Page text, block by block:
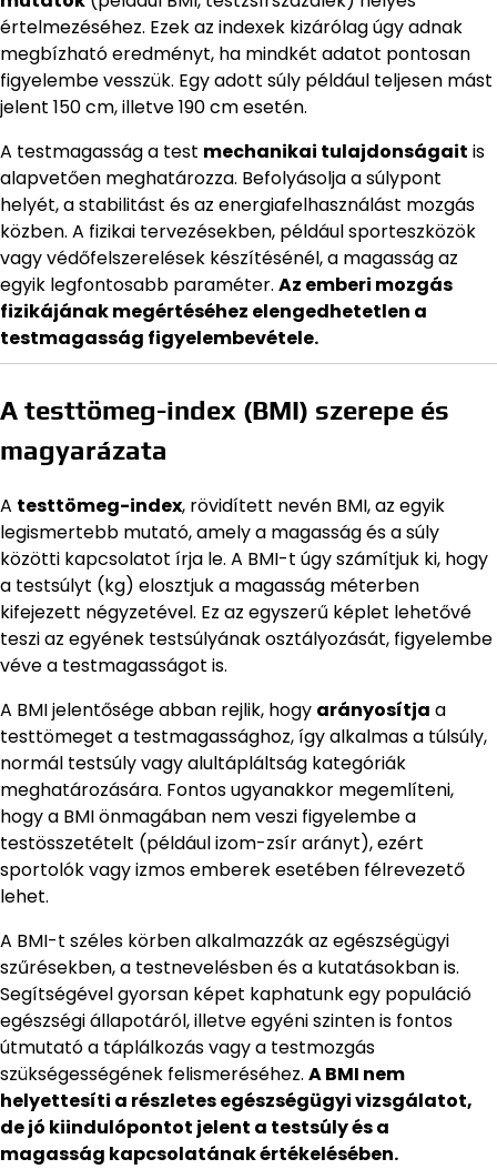
értelmezéséhez. Ezek az indexek kizárólag úgy adnak
megbízható eredményt, ha mindkét adatot pontosan
figyelembe vesszük. Egy adott súly például teljesen mást
jelent 150 cm, illetve 190 cm esetén.
A testmagasság a test mechanikai tulajdonságait is
alapvetően meghatározza. Befolyásolja a súlypont
helyét, a stabilitást és az energiafelhasználást mozgás
közben. A fizikai tervezésekben, például sporteszközök
vagy védőfelszerelések készítésénél, a magasság az
egyik legfontosabb paraméter. Az emberi mozgás
fizikájának megértéséhez elengedhetetlen a
testmagasság figyelembevétele.
A testtömeg-index (BMI) szerepe és
magyarázata
A testtömeg-index, rövidített nevén BMI, az egyik
legismertebb mutató, amely a magasság és a súly
közötti kapcsolatot írja le. A BMI-t úgy számítjuk ki, hogy
a testsúlyt (kg) elosztjuk a magasság méterben
kifejezett négyzetével. Ez az egyszerű képlet lehetővé
teszi az egyének testsúlyának osztályozását, figyelembe
véve a testmagasságot is.
A BMI jelentősége abban rejlik, hogy arányosítja a
testtömeget a testmagassághoz, így alkalmas a túlsúly,
normál testsúly vagy alultápláltság kategóriák
meghatározására. Fontos ugyanakkor megemlíteni,
hogy a BMI önmagában nem veszi figyelembe a
testösszetételt (például izom-zsír arányt), ezért
sportolók vagy izmos emberek esetében félrevezető
lehet.
A BMI-t széles körben alkalmazzák az egészségügyi
szűrésekben, a testnevelésben és a kutatásokban is.
Segítségével gyorsan képet kaphatunk egy populáció
egészségi állapotáról, illetve egyéni szinten is fontos
útmutató a táplálkozás vagy a testmozgás
szükségességének felismeréséhez. A BMI nem
helyettesíti a részletes egészségügyi vizsgálatot,
de jó kiindulópontot jelent a testsúly és a
magasság kapcsolatának értékelésében.